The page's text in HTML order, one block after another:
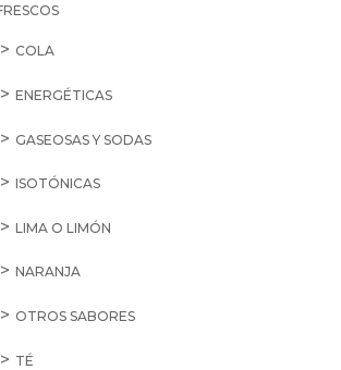
COLA
ENERGÉTICAS
GASEOSAS Y SODAS
ISOTÓNICAS
LIMA O LIMÓN
NARANJA
OTROS SABORES
TÉ